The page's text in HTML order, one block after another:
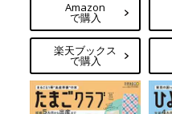
Amazon
で購入
楽天ブックス
で購入